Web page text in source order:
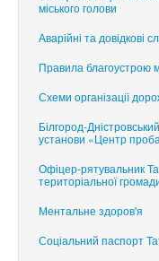
міського голови
Аварійні та довідкові
Правила благоустрою
Схеми організації
Білгород-
установи «Центр
Офіцер-рятувальник
територіальної
Ментальне здоров'я
Соціальний паспорт